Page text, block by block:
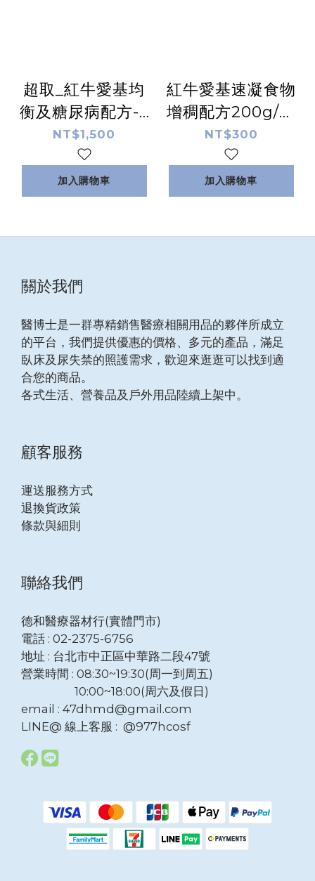
超取_紅牛愛基均
衡及糖尿病配方-3
公斤袋裝(會員獨
享$1200)
NT$1,500
加入購物車
紅牛愛基速凝食物
增稠配方200g/罐
(會員獨享$250)
NT$300
加入購物車
關於我們
醫博士是一群專精銷售醫療相關用品的夥伴所成立
的平台，我們提供優惠的價格、多元的產品，滿足
臥床及尿失禁的照護需求，歡迎來逛逛可以找到適
合您的商品。
各式生活、營養品及戶外用品陸續上架中。
顧客服務
運送服務方式
退換貨政策
條款與細則
聯絡我們
德和醫療器材行(實體門市)
電話 : 02-2375-6756
地址 : 台北市中正區中華路二段47號
營業時間 : 08:30~19:30(周一到周五)
10:00~18:00(周六及假日)
email : 47dhmd@gmail.com
LINE@ 線上客服 : @977hcosf